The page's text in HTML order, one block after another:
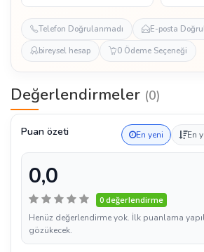
Telefon Doğrulanmadı
E-posta
bireysel hesap
0 Ödeme Seçeneği
Değerlendirmeler (0)
Puan özeti En yeni En
0,0
0 değerlendirme
Henüz değerlendirme yok. İlk puanlama
gözükecek.